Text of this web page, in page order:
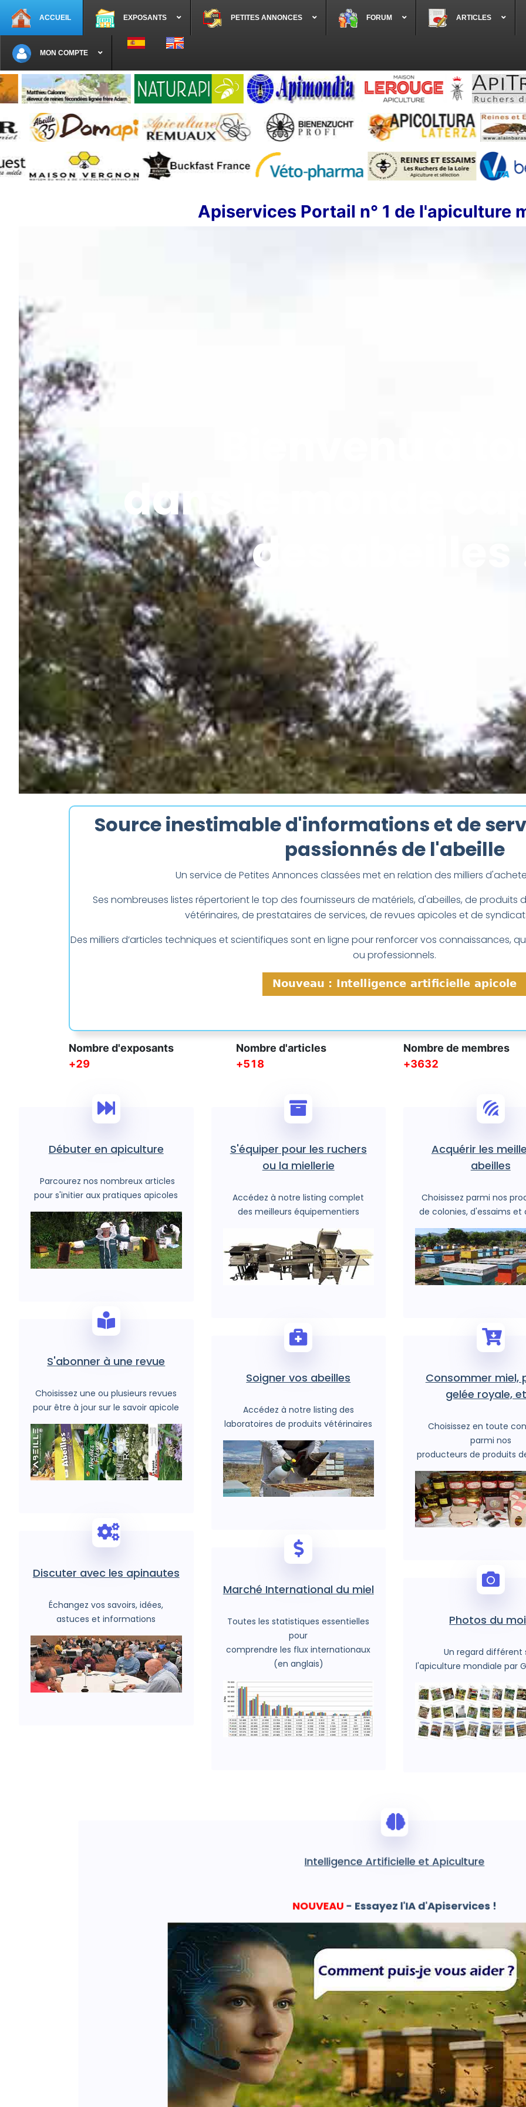
ACCUEIL EXPOSANTS PETITES ANNONCES FORUM ARTICLES
MON COMPTE
Sélectionnez votre langue
Apiservices Portail n° 1 de l'apiculture
dans le monde
des abeilles
Source inestimable d'informations et de
passionnés de l'abeille
Un service de Petites Annonces classées met en relation des milliers
Ses nombreuses listes répertorient le top des fournisseurs de matériels, d'abeilles, de produits
vétérinaires, de prestataires de services, de revues apicoles et de
Des milliers d’articles techniques et scientifiques sont en ligne pour renforcer vos connaissances,
ou professionnels.
78
Nombre d'exposants
1398
Nombre d'articles
9792
Nombre de membres
Débuter en apiculture
Parcourez nos nombreux articles
pour s'initier aux pratiques apicoles
S'abonner à une revue
Choisissez une ou plusieurs revues
pour être à jour sur le savoir apicole
Discuter avec les apinautes
Échangez vos savoirs, idées,
astuces et informations
S'équiper pour les ruchers
ou la miellerie
Accédez à notre listing complet
des meilleurs équipementiers
Soigner vos abeilles
Accédez à notre listing des
laboratoires de produits vétérinaires
Marché International du miel
Toutes les statistiques essentielles
pour
comprendre les flux internationaux
(en anglais)
Acquérir les
abeilles
Choisissez parmi nos
de colonies, d'essaims et
Consommer miel,
gelée royale,
Choisissez en toute
parmi nos
producteurs de produits
Photos du
Un regard différent
l'apiculture mondiale par
Intelligence Artificielle et Apiculture
NOUVEAU- Essayez l'IA d'Apiservices !